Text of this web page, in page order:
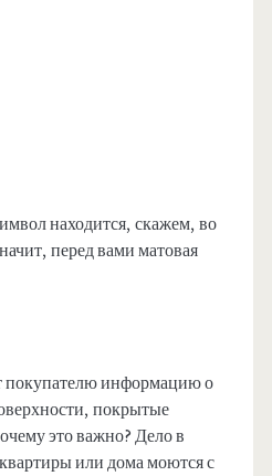
находится, скажем, во
перед вами матовая
покупателю информацию о
покрытые
это важно? Дело в
или дома моются с